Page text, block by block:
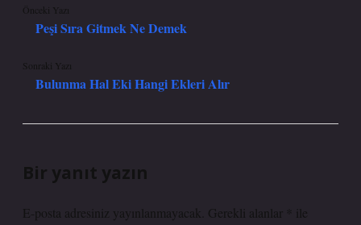
Önceki Yazı
Peşi Sıra Gitmek Ne Demek
Sonraki Yazı
Bulunma Hal Eki Hangi Ekleri Alır
Bir yanıt yazın
E-posta adresiniz yayınlanmayacak. Gerekli alanlar
ile